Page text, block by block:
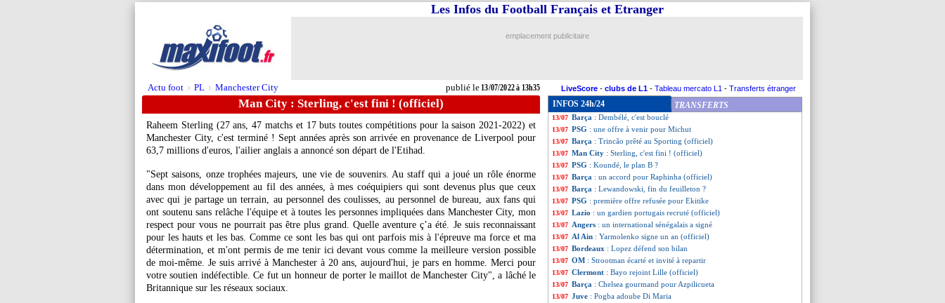
Actu foot > PL > Manchester City publié le13/07/2022 à 13h35
Les Infos du Football Français et Etranger
emplacement publicitaire
LiveScore - clubs de L1 - Tableau mercato L1 - Transferts étranger
Man City : Sterling, c'est fini ! (officiel)
Raheem Sterling (27 ans, 47 matchs et 17 buts toutes compétitions pour la saison 2021-2022) et
Manchester City, c'est terminé ! Sept années après son arrivée en provenance de Liverpool pour
63,7 millions d'euros, l'ailier anglais a annoncé son départ de l'Etihad.
"Sept saisons, onze trophées majeurs, une vie de souvenirs. Au staff qui a joué un rôle énorme
dans mon développement au fil des années, à mes coéquipiers qui sont devenus plus que ceux
avec qui je partage un terrain, au personnel des coulisses, au personnel de bureau, aux fans qui
ont soutenu sans relâche l'équipe et à toutes les personnes impliquées dans Manchester City, mon
respect pour vous ne pourrait pas être plus grand. Quelle aventure ç’a été. Je suis reconnaissant
pour les hauts et les bas. Comme ce sont les bas qui ont parfois mis à l'épreuve ma force et ma
détermination, et m'ont permis de me tenir ici devant vous comme la meilleure version possible
de moi-même. Je suis arrivé à Manchester à 20 ans, aujourd'hui, je pars en homme. Merci pour
votre soutien indéfectible. Ce fut un honneur de porter le maillot de Manchester City", a lâché le
Britannique sur les réseaux sociaux.
INFOS 24h/24 TRANSFERTS
13/07 Bayern : Lewandowski, sa femme veut une réponse
13/07 Naples
13/07 VIDEO : Dieng régale à l'entraînement
13/07 OM: bientôt une "belle signature" ?
13/07 Barça : Dembélé, c'est bouclé
13/07 PSG : une offre à venir pour Michut
13/07 Barça : Trincão prêté au Sporting (officiel)
13/07 Man City : Sterling, c'est fini ! (officiel)
13/07 PSG : Koundé, le plan B ?
13/07 Barça : un accord pour Raphinha (officiel)
13/07 Barça : Lewandowski, fin du feuilleton ?
13/07 PSG : première offre refusée pour Ekitike
13/07 Lazio : un gardien portugais recruté (officiel)
13/07 Angers : un international sénégalais a signé
13/07 Al Ain : Yarmolenko signe un an (officiel)
13/07 Bordeaux : Lopez défend son bilan
13/07 OM : Strootman écarté et invité à repartir
13/07 Clermont : Bayo rejoint Lille (officiel)
13/07 Barça : Chelsea gourmand pour Azpilicueta
13/07 Juve : Pogba adoube Di Maria